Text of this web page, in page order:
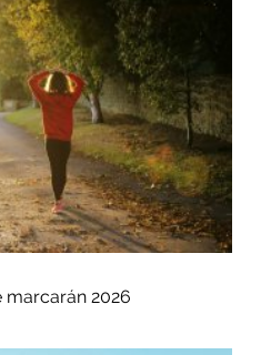
2026